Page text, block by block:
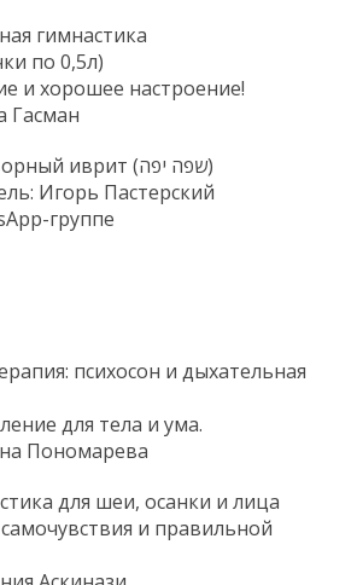
гимнастика
по 0,5л)
и хорошее настроение!
Гасман
13:30 — 🗣 Разговорный иврит (שפה יפה)
Игорь Пастерский
группе
психосон и дыхательная
для тела и ума.
Пономарева
для шеи, осанки и лица
и правильной